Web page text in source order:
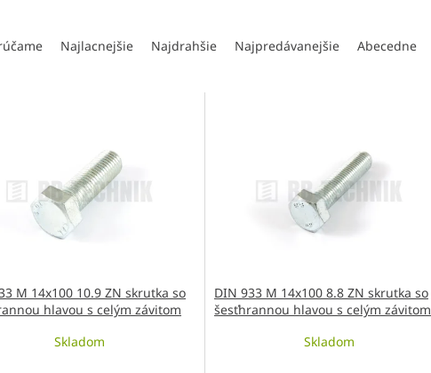
Najlacnejšie Najdrahšie Najpredávanejšie Abecedne
M 14x100 10.9 ZN skrutka so
hlavou s celým závitom
Skladom
DIN 933 M 14x100 8.8 ZN skrutka so
šesťhrannou hlavou s celým závitom
Skladom